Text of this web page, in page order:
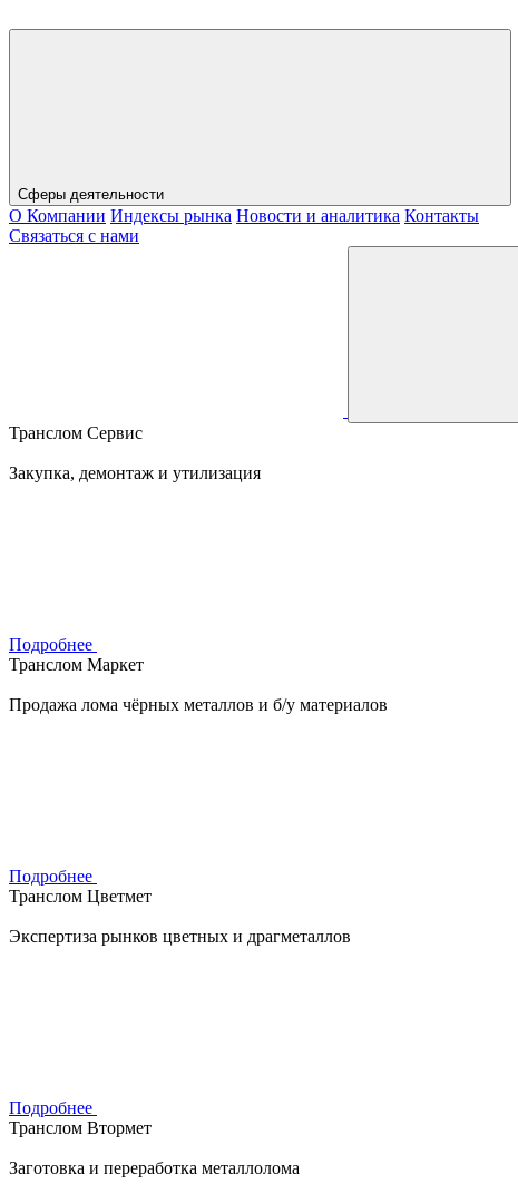
Сферы деятельности
О Компании Индексы рынка Новости и аналитика Контакты
Связаться с нами
Транслом Сервис
Закупка, демонтаж и утилизация
Подробнее
Транслом Маркет
Продажа лома чёрных металлов и б/у материалов
Подробнее
Транслом Цветмет
Экспертиза рынков цветных и драгметаллов
Подробнее
Транслом Втормет
Заготовка и переработка металлолома